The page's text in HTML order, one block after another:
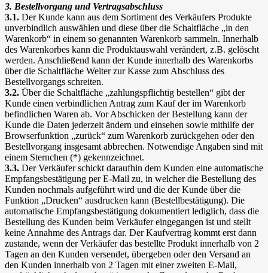
3. Bestellvorgang und Vertragsabschluss
3.1. Der Kunde kann aus dem Sortiment des Verkäufers Produkte
unverbindlich auswählen und diese über die Schaltfläche „in den
Warenkorb“ in einem so genannten Warenkorb sammeln. Innerhalb
des Warenkorbes kann die Produktauswahl verändert, z.B. gelöscht
werden. Anschließend kann der Kunde innerhalb des Warenkorbs
über die Schaltfläche Weiter zur Kasse zum Abschluss des
Bestellvorgangs schreiten.
3.2. Über die Schaltfläche „zahlungspflichtig bestellen“ gibt der
Kunde einen verbindlichen Antrag zum Kauf der im Warenkorb
befindlichen Waren ab. Vor Abschicken der Bestellung kann der
Kunde die Daten jederzeit ändern und einsehen sowie mithilfe der
Browserfunktion „zurück“ zum Warenkorb zurückgehen oder den
Bestellvorgang insgesamt abbrechen. Notwendige Angaben sind mit
einem Sternchen (*) gekennzeichnet.
3.3. Der Verkäufer schickt daraufhin dem Kunden eine automatische
Empfangsbestätigung per E-Mail zu, in welcher die Bestellung des
Kunden nochmals aufgeführt wird und die der Kunde über die
Funktion „Drucken“ ausdrucken kann (Bestellbestätigung). Die
automatische Empfangsbestätigung dokumentiert lediglich, dass die
Bestellung des Kunden beim Verkäufer eingegangen ist und stellt
keine Annahme des Antrags dar. Der Kaufvertrag kommt erst dann
zustande, wenn der Verkäufer das bestellte Produkt innerhalb von 2
Tagen an den Kunden versendet, übergeben oder den Versand an
den Kunden innerhalb von 2 Tagen mit einer zweiten E-Mail,